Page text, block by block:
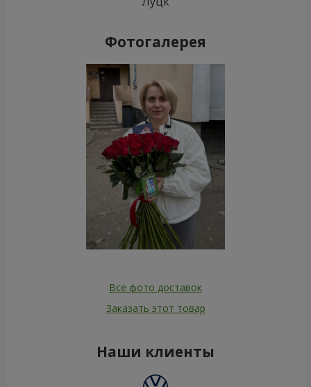
Фотогалерея
Все фото доставок
Заказать этот товар
Наши клиенты